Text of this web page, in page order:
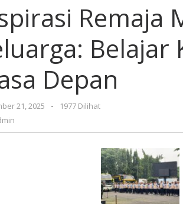
dari
Akademi
Keluarga:
Belajar
Siapkan
Masa
Depan
Remaja
Belajar
Depan
21, 2025
oleh
-
1977 Dilihat